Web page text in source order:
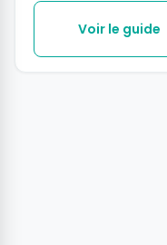
Voir le guide